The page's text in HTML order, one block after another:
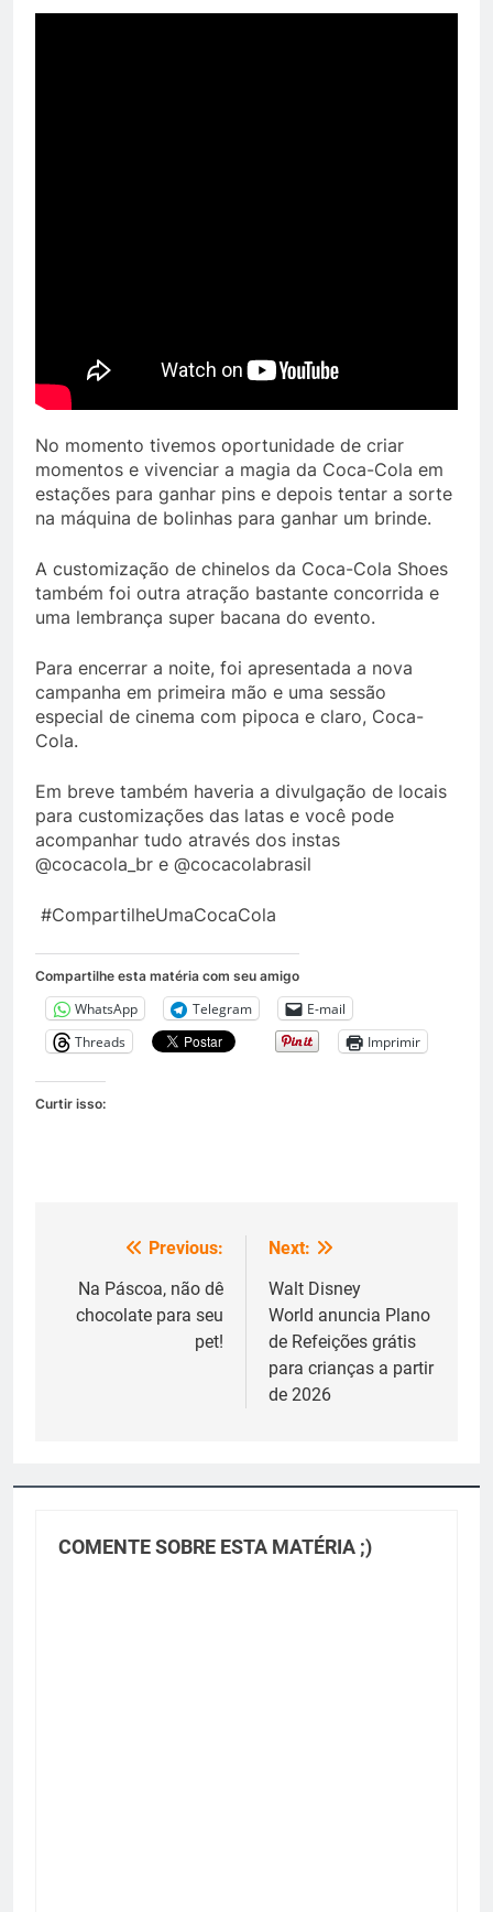
No momento tivemos oportunidade de criar
momentos e vivenciar a magia da Coca-Cola em
estações para ganhar pins e depois tentar a sorte
na máquina de bolinhas para ganhar um brinde.
A customização de chinelos da Coca-Cola Shoes
também foi outra atração bastante concorrida e
uma lembrança super bacana do evento.
Para encerrar a noite, foi apresentada a nova
campanha em primeira mão e uma sessão
especial de cinema com pipoca e claro, Coca-
Cola.
Em breve também haveria a divulgação de locais
para customizações das latas e você pode
acompanhar tudo através dos instas
@cocacola_br e @cocacolabrasil
#CompartilheUmaCocaCola
Compartilhe esta matéria com seu amigo
WhatsApp Telegram
E-mail
Threads
Imprimir
Curtir isso:
Navegação
de
Previous:
Na Páscoa, não dê
chocolate para seu
pet!
Next:
Walt Disney
World anuncia Plano
de Refeições grátis
para crianças a partir
de 2026
COMENTE SOBRE ESTA MATÉRIA ;)